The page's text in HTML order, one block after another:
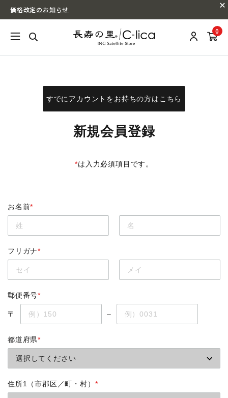
価格改定のお知らせ
0
すでにアカウントをお持ちの方はこちら
新規会員登録
*は入力必須項目です。
お名前*
フリガナ*
郵便番号*
〒 –
都道府県*
住所1（市郡区／町・村） *